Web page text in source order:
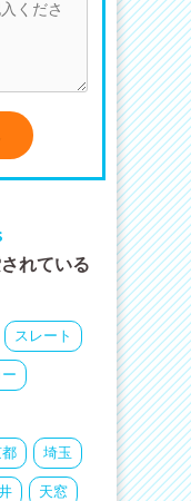
れている
スレート
埼玉
天窓